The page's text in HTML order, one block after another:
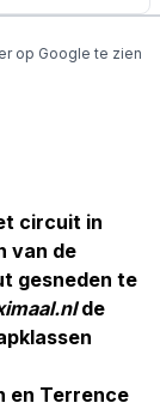
op Google te zien
circuit in
van de
gesneden te
de
en Terrence